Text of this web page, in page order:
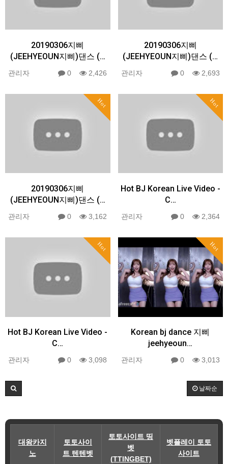
20190306지삐
(JEEHYEOUN지삐)댄스 (…
관리자 0 2,426
20190306지삐
(JEEHYEOUN지삐)댄스 (…
관리자 0 2,693
Hot
20190306지삐
(JEEHYEOUN지삐)댄스 (…
관리자 0 3,162
Hot
Hot BJ Korean Live Video -
C…
관리자 0 2,364
Hot
Hot BJ Korean Live Video -
C…
관리자 0 3,098
Hot
Korean bj dance 지삐
jeehyeoun…
관리자 0 3,013
날짜순
대왕카지
노
토토사이
트 텐텐벳
토토사이트 띵
벳
(TTINGBET)
벳플레이 토토
사이트